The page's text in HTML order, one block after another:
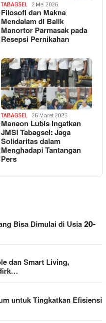
TABAGSEL 2 Mei 2026
Filosofi dan Makna
Mendalam di Balik
Manortor Parmasak pada
Resepsi Pernikahan
TABAGSEL 26 Maret 2026
Manaon Lubis Ingatkan
JMSI Tabagsel: Jaga
Solidaritas dalam
Menghadapi Tantangan
Pers
Bisa Dimulai di Usia 20-
dan Smart Living,
untuk Tingkatkan Efisiensi